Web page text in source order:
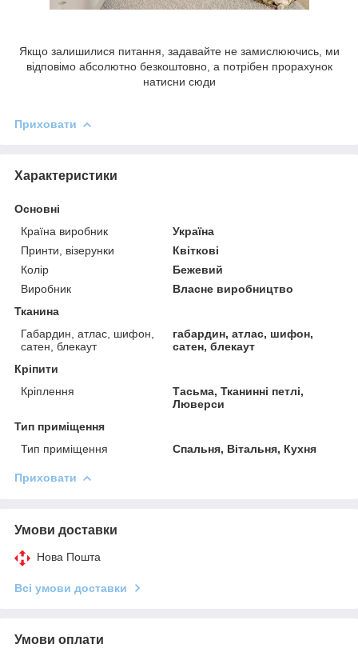
Якщо залишилися питання, задавайте не замислюючись, ми
відповімо абсолютно безкоштовно, а потрібен прорахунок
натисни сюди
Приховати
Характеристики
Основні
Країна виробник
Україна
Принти, візерунки
Квіткові
Колір
Бежевий
Виробник
Власне виробництво
Тканина
Габардин, атлас, шифон,
сатен, блекаут
габардин, атлас, шифон,
сатен, блекаут
Кріпити
Кріплення
Тасьма, Тканинні петлі,
Люверси
Тип приміщення
Тип приміщення
Спальня, Вітальня, Кухня
Приховати
Умови доставки
Нова Пошта
Всі умови доставки
Умови оплати